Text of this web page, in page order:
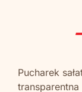
Pucharek